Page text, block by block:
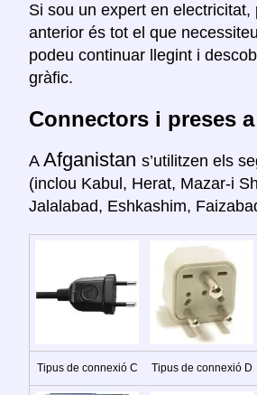
Si sou un expert en electricitat,
anterior és tot el que
podeu continuar llegint i
gràfic.
Connectors i preses
A Afganistan s’utilitzen els
(inclou Kabul, Herat, Mazar-i
Jalalabad, Eshkashim,
Tipus de connexió C Tipus de connexió D